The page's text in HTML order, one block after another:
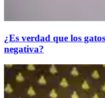
¿Es verdad que los
negativa?